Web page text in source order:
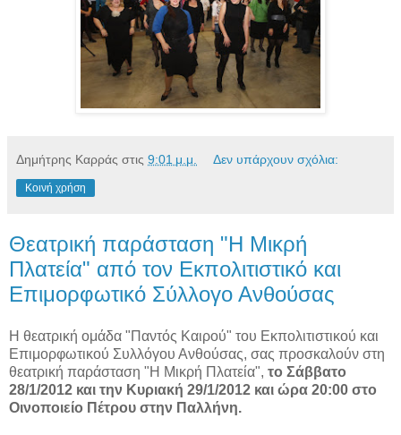
Δημήτρης Καρράς στις 9:01 μ.μ. Δεν υπάρχουν σχόλια:
Κοινή χρήση
Θεατρική παράσταση "Η Μικρή
Πλατεία" από τον Εκπολιτιστικό και
Επιμορφωτικό Σύλλογο Ανθούσας
Η θεατρική ομάδα "Παντός Καιρού" του Εκπολιτιστικού και
Επιμορφωτικού Συλλόγου Ανθούσας, σας προσκαλούν στη
θεατρική παράσταση "Η Μικρή Πλατεία", το Σάββατο
28/1/2012 και την Κυριακή 29/1/2012 και ώρα 20:00 στο
Οινοποιείο Πέτρου στην Παλλήνη.